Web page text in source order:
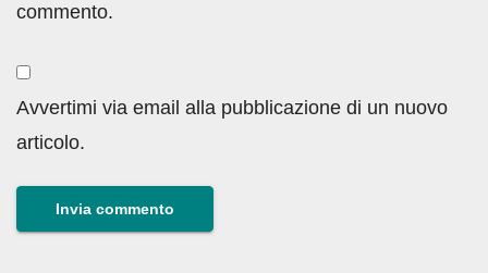
commento.
Avvertimi via email alla pubblicazione di un nuovo
articolo.